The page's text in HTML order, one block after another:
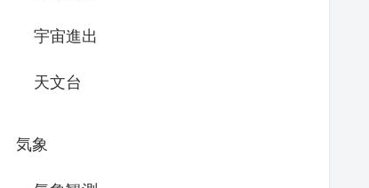
宇宙進出
天文台
気象